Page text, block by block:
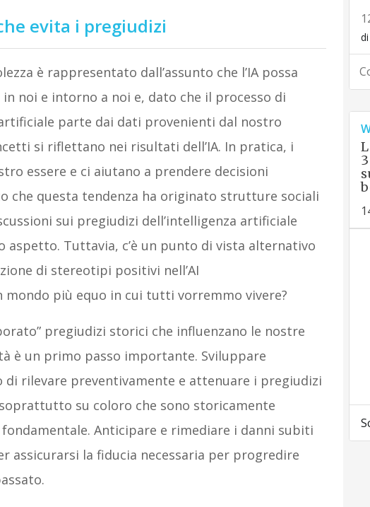
evita i pregiudizi
è rappresentato dall’assunto che l’IA possa
noi e intorno a noi e, dato che il processo di
parte dai dati provenienti dal nostro
si riflettano nei risultati dell’IA. In pratica, i
essere e ci aiutano a prendere decisioni
che questa tendenza ha originato strutture sociali
sui pregiudizi dell’intelligenza artificiale
aspetto. Tuttavia, c’è un punto di vista alternativo
di stereotipi positivi nell’AI
più equo in cui tutti vorremmo vivere?
pregiudizi storici che influenzano le nostre
è un primo passo importante. Sviluppare
di rilevare preventivamente e attenuare i pregiudizi
su coloro che sono storicamente
Anticipare e rimediare i danni subiti
assicurarsi la fiducia necessaria per progredire
di